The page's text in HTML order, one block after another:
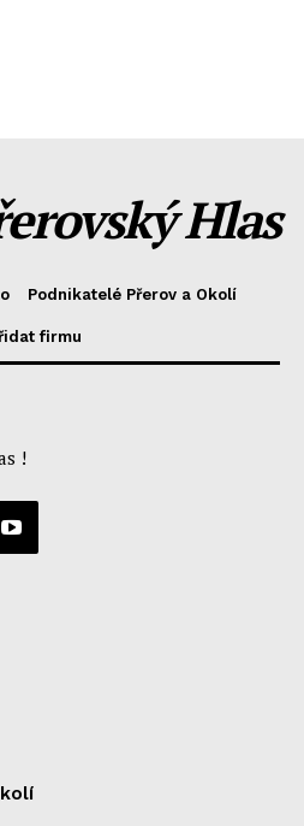
Hlas
Podnikatelé Přerov a Okolí
firmu
!